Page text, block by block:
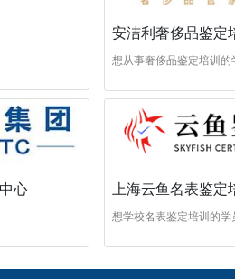
安洁利奢侈品鉴定
想从事奢侈品鉴定培训的
心 上海云鱼名表鉴定
想学校名表鉴定培训的学